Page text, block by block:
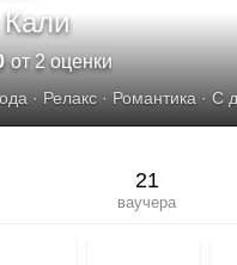
от 2 оценки
· Релакс · Романтика · С
21
ваучера